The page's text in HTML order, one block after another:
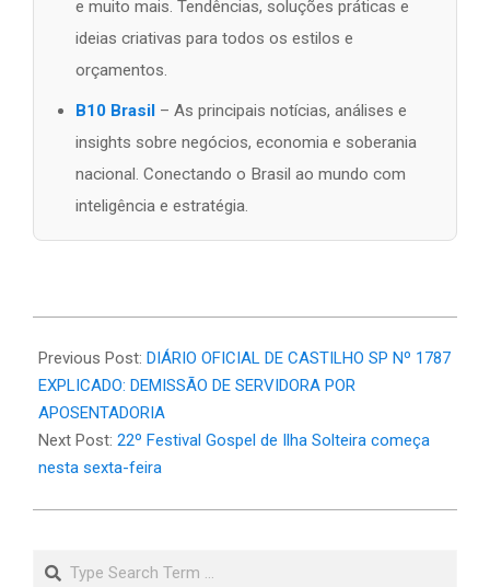
e muito mais. Tendências, soluções práticas e
ideias criativas para todos os estilos e
orçamentos.
B10 Brasil – As principais notícias, análises e
insights sobre negócios, economia e soberania
nacional. Conectando o Brasil ao mundo com
inteligência e estratégia.
07-
08
Previous Post: DIÁRIO OFICIAL DE CASTILHO SP Nº 1787
EXPLICADO: DEMISSÃO DE SERVIDORA POR
APOSENTADORIA
Next Post: 22º Festival Gospel de Ilha Solteira começa
nesta sexta-feira
Search